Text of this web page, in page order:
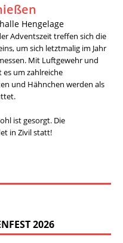
Hengelage
Adventszeit treffen sich die
um sich letztmalig im Jahr
Mit Luftgewehr und
es um zahlreiche
und Hähnchen werden als
ist gesorgt. Die
in Zivil statt!
2026